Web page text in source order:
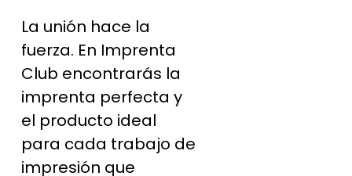
La unión hace la
fuerza. En Imprenta
Club encontrarás la
imprenta perfecta y
el producto ideal
para cada trabajo de
impresión que